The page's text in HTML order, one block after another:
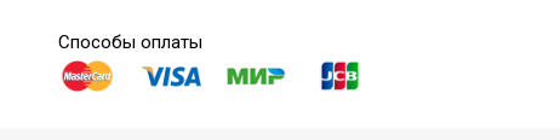
Способы оплаты